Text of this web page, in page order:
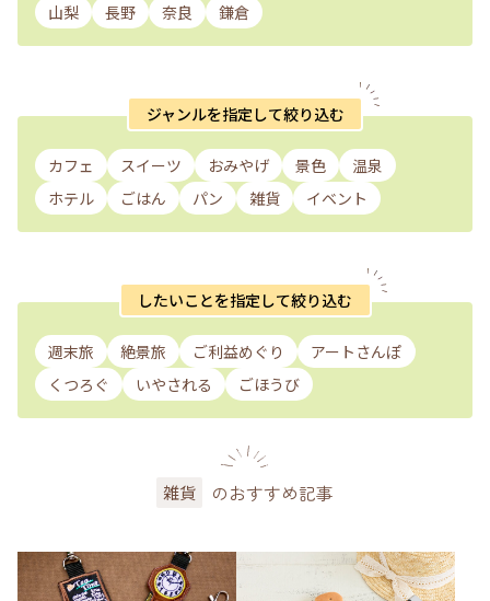
山梨
長野 奈良 鎌倉
ジャンルを指定して絞り込む
カフェ スイーツ おみやげ 景色
温泉
ホテル
ごはん パン 雑貨 イベント
したいことを指定して絞り込む
週末旅 絶景旅 ご利益めぐり
アートさんぽ
くつろぐ
いやされる ごほうび
雑貨 のおすすめ記事